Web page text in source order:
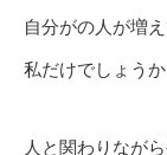
自分がの人が増
私だけでしょうか
人と関わりなが